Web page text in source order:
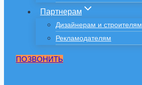
Партнерам
Дизайнерам и строителям
Рекламодателям
ПОЗВОНИТЬ